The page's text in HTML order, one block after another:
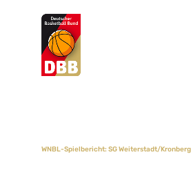
Suchvorschläge
WNBL-Spielbericht: SG Weiterstadt/